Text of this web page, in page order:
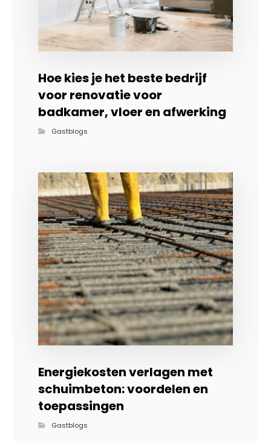
Hoe kies je het beste bedrijf
voor renovatie voor
badkamer, vloer en afwerking
Gastblogs
Energiekosten verlagen met
schuimbeton: voordelen en
toepassingen
Gastblogs